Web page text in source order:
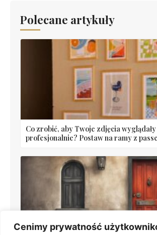
Cenimy prywatność
Polecane artykuły
Co zrobić, aby Twoje zdjęcia wyglądały
profesjonalnie? Postaw na ramy z